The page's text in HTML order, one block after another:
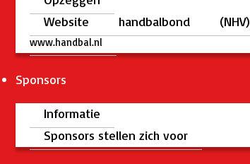
Website handbalbond (NHV)
www.handbal.nl
Sponsors
Informatie
Sponsors stellen zich voor